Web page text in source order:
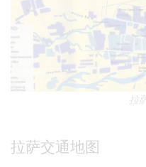
拉
拉萨交通地图